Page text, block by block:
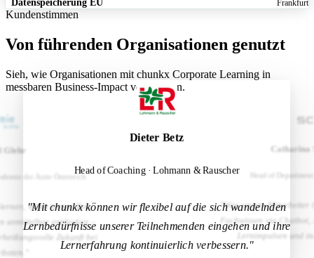
Datenspeicherung EU Frankfurt
Kundenstimmen
Von führenden Organisationen genutzt
Sieh, wie Organisationen mit chunkx Corporate Learning in
messbaren Business-Impact verwandeln.
Dieter Betz
Head of Coaching · Lohmann & Rauscher
"Mit chunkx können wir flexibel auf die sich wandelnden
Lernbedürfnisse unserer Teilnehmenden eingehen und ihre
Lernerfahrung kontinuierlich verbessern."
Catharina
Head of
"Was unsere
Fachwissen via
Lernimpulsen und
Melitta Group
Michael Behr
Leiter Prävention bei der NADA
Glehr
der Ärzte Österreich
wann immer Zeit
unmittelbar entdecken –
Zukunft bei